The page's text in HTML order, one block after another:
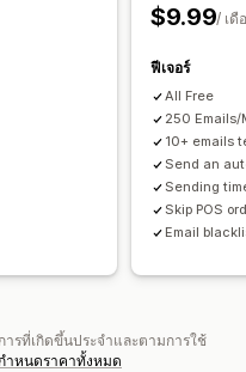
$9.99/ เดื
ฟีเจอร์
All Free
250 Emails/
10+ emails
Send an
Sending
Skip POS
Email
ารที่เกิดขึ้นประจำและตามการใช้
ำหนดราคาทั้งหมด